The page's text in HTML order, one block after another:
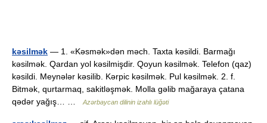
kəsilmək — 1. «Kəsmək»dən məch. Taxta kəsildi. Barmağı
kəsilmək. Qardan yol kəsilmişdir. Qoyun kəsilmək. Telefon (qaz)
kəsildi. Meynələr kəsilib. Kərpic kəsilmək. Pul kəsilmək. 2. f.
Bitmək, qurtarmaq, sakitləşmək. Molla gəlib mağaraya çatana
qədər yağış… …
Azərbaycan dilinin izahlı lüğəti